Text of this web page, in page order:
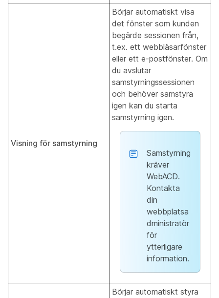
Visning för samstyrning
Börjar automatiskt visa
det fönster som kunden
begärde sessionen från,
t.ex. ett webbläsarfönster
eller ett e-postfönster. Om
du avslutar
samstyrningssessionen
och behöver samstyra
igen kan du starta
samstyrning igen.
Samstyrning
kräver
WebACD.
Kontakta
din
webbplatsa
dministratör
för
ytterligare
information.
Börjar automatiskt styra